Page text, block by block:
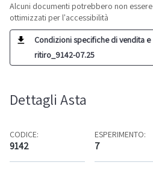
Alcuni documenti potrebbero non essere
ottimizzati per l'accessibilità
Condizioni specifiche di vendita e
ritiro_9142-07.25
Dettagli Asta
CODICE:
9142
ESPERIMENTO:
7